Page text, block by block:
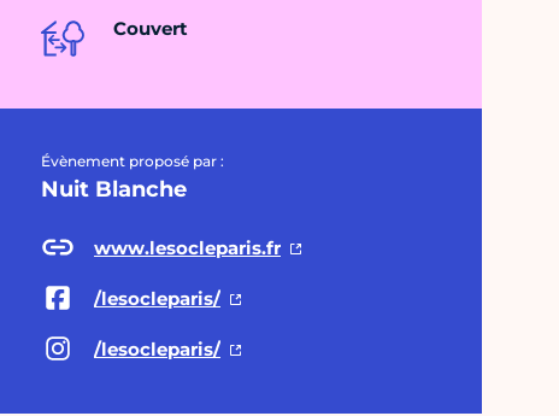
Couvert
Évènement proposé par :
Nuit Blanche
www.lesocleparis.fr
/lesocleparis/
/lesocleparis/